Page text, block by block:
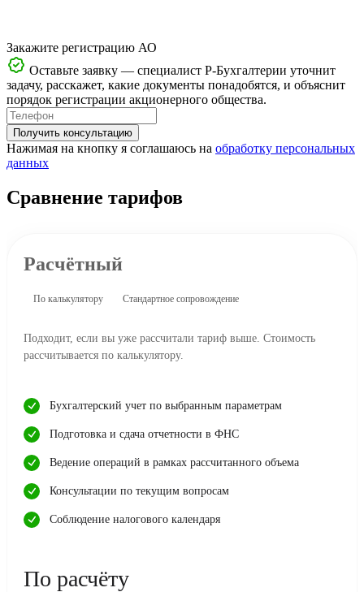
Закажите регистрацию АО
Оставьте заявку — специалист Р-Бухгалтерии уточнит
задачу, расскажет, какие документы понадобятся, и объяснит
порядок регистрации акционерного общества.
Получить консультацию
Нажимая на кнопку я соглашаюсь на обработку персональных
данных
Сравнение тарифов
Расчётный
По калькулятору Стандартное сопровождение
Подходит, если вы уже рассчитали тариф выше. Стоимость
рассчитывается по калькулятору.
Бухгалтерский учет по выбранным параметрам
Подготовка и сдача отчетности в ФНС
Ведение операций в рамках рассчитанного объема
Консультации по текущим вопросам
Соблюдение налогового календаря
По расчёту